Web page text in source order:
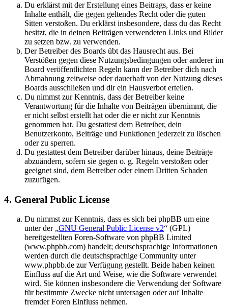
Du erklärst mit der Erstellung eines Beitrags, dass er keine
Inhalte enthält, die gegen geltendes Recht oder die guten
Sitten verstoßen. Du erklärst insbesondere, dass du das Recht
besitzt, die in deinen Beiträgen verwendeten Links und Bilder
zu setzen bzw. zu verwenden.
Der Betreiber des Boards übt das Hausrecht aus. Bei
Verstößen gegen diese Nutzungsbedingungen oder anderer im
Board veröffentlichten Regeln kann der Betreiber dich nach
Abmahnung zeitweise oder dauerhaft von der Nutzung dieses
Boards ausschließen und dir ein Hausverbot erteilen.
Du nimmst zur Kenntnis, dass der Betreiber keine
Verantwortung für die Inhalte von Beiträgen übernimmt, die
er nicht selbst erstellt hat oder die er nicht zur Kenntnis
genommen hat. Du gestattest dem Betreiber, dein
Benutzerkonto, Beiträge und Funktionen jederzeit zu löschen
oder zu sperren.
Du gestattest dem Betreiber darüber hinaus, deine Beiträge
abzuändern, sofern sie gegen o. g. Regeln verstoßen oder
geeignet sind, dem Betreiber oder einem Dritten Schaden
zuzufügen.
4. General Public License
Du nimmst zur Kenntnis, dass es sich bei phpBB um eine
unter der „GNU General Public License v2“ (GPL)
bereitgestellten Foren-Software von phpBB Limited
(www.phpbb.com) handelt; deutschsprachige Informationen
werden durch die deutschsprachige Community unter
www.phpbb.de zur Verfügung gestellt. Beide haben keinen
Einfluss auf die Art und Weise, wie die Software verwendet
wird. Sie können insbesondere die Verwendung der Software
für bestimmte Zwecke nicht untersagen oder auf Inhalte
fremder Foren Einfluss nehmen.